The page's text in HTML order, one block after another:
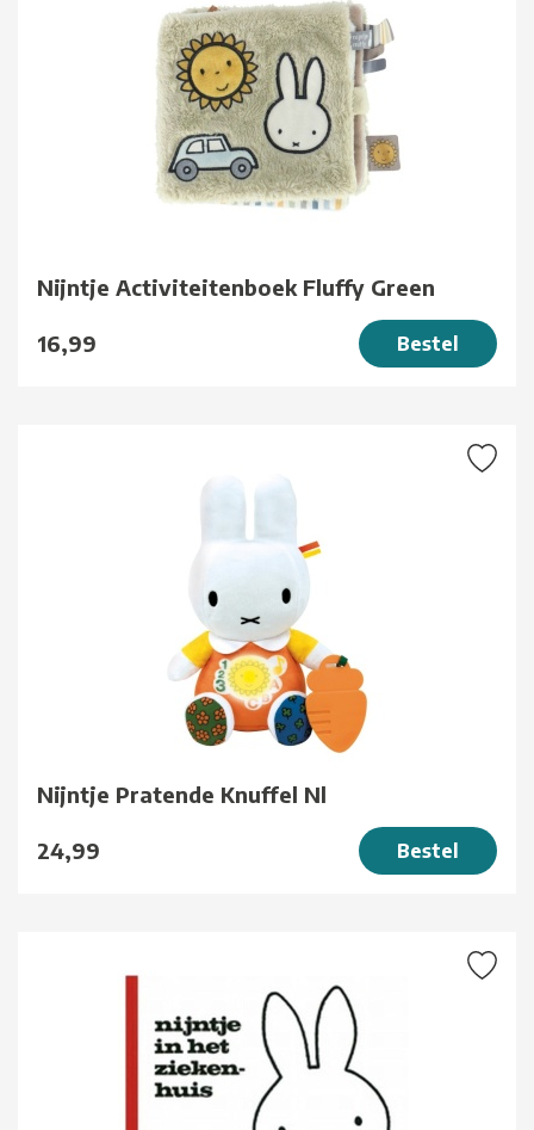
Nijntje Activiteitenboek Fluffy Green
16,99 Bestel
Nijntje Pratende Knuffel Nl
24,99 Bestel